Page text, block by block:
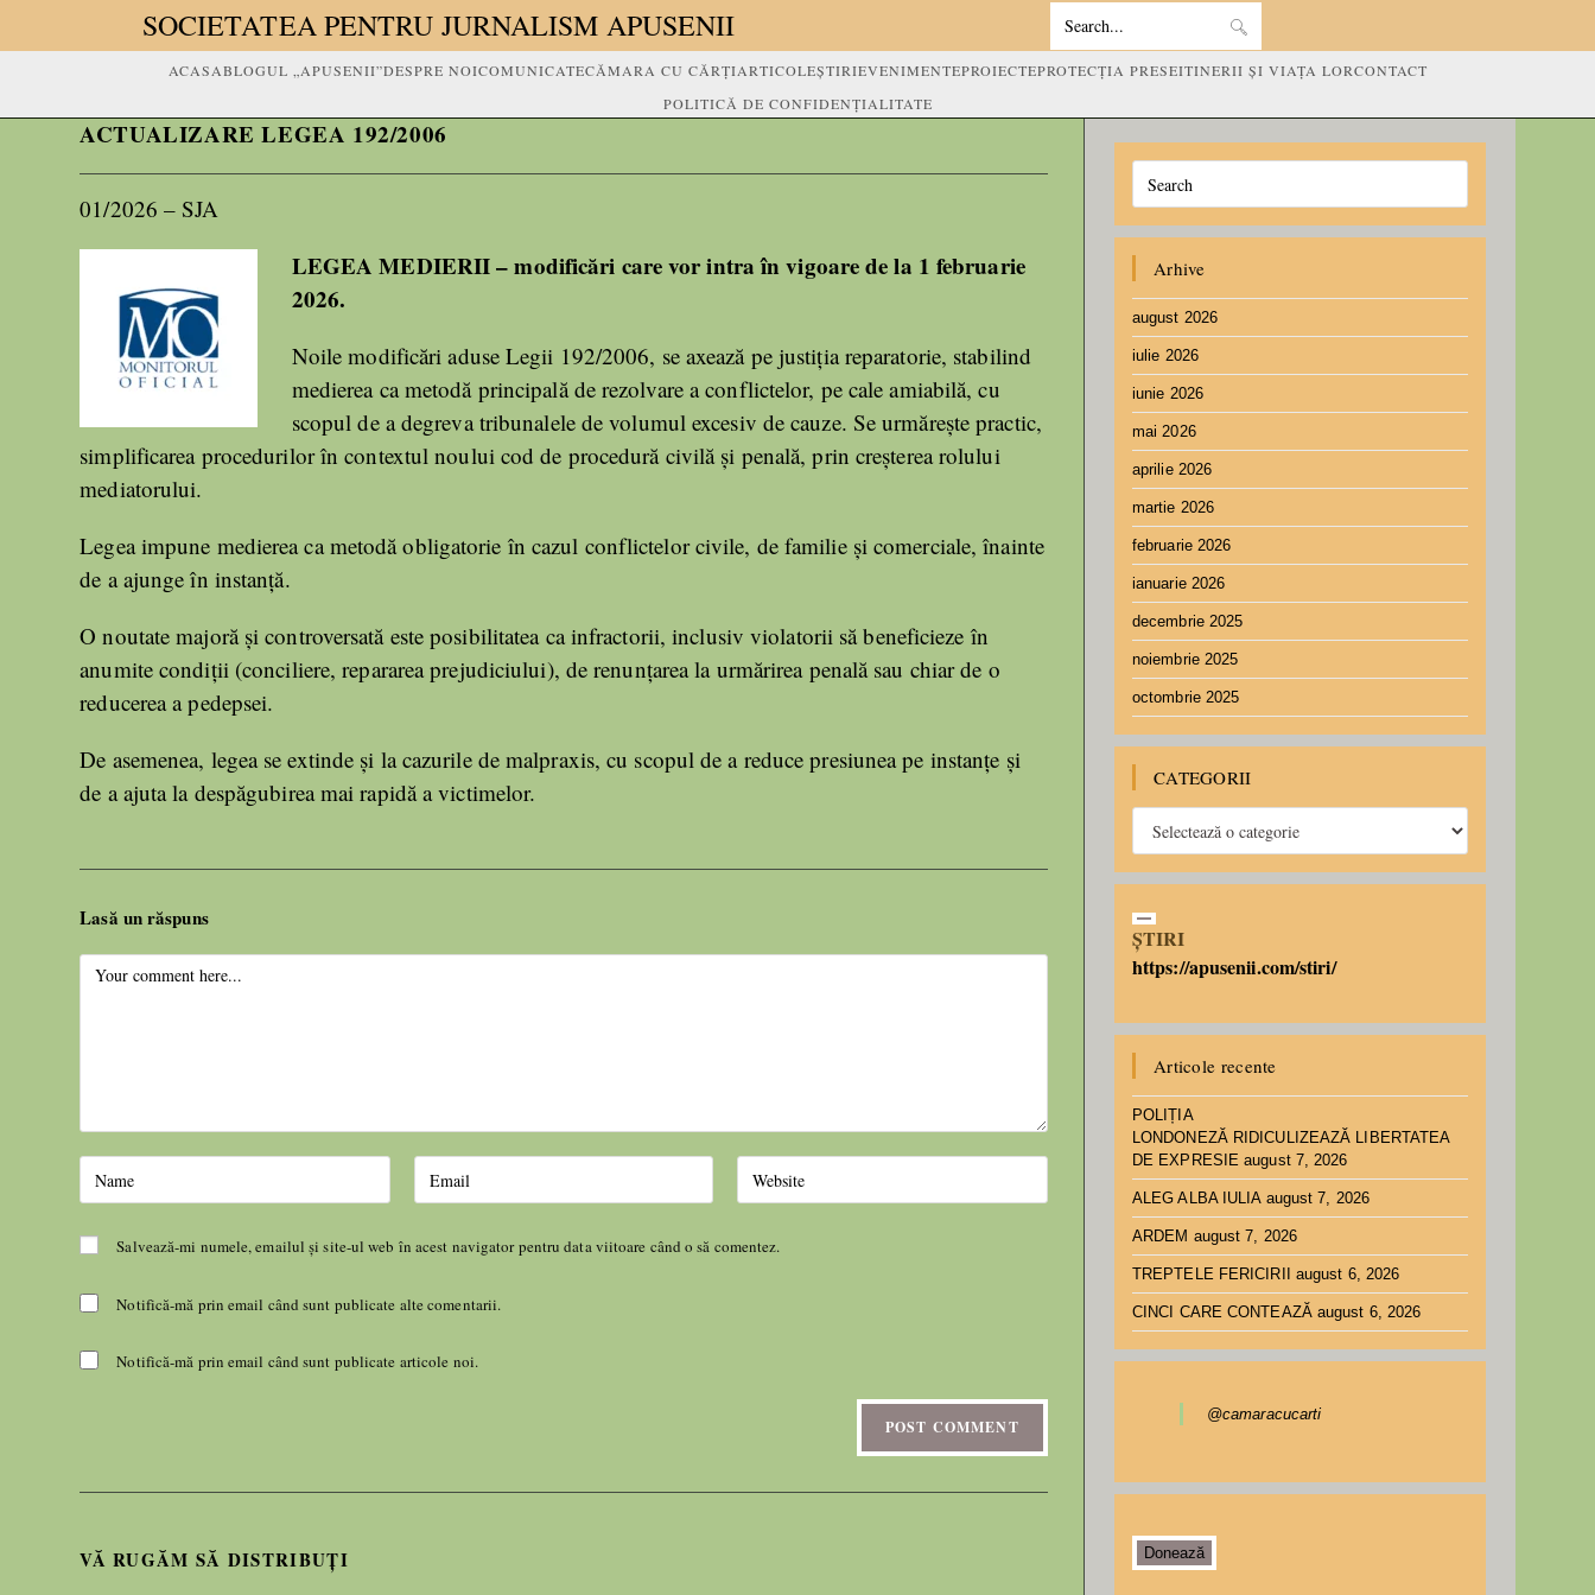
SOCIETATEA PENTRU JURNALISM APUSENII Search
this
website
ACASABLOGUL „APUSENII”DESPRE NOICOMUNICATECĂMARA CU CĂRȚIARTICOLEȘTIRIEVENIMENTEPROIECTEPROTECȚIA PRESEITINERII ȘI VIAȚA LORCONTACT
POLITICĂ DE CONFIDENȚIALITATE
ACTUALIZARE LEGEA 192/2006
01/2026 – SJA
LEGEA MEDIERII – modificări care vor intra în vigoare de la 1 februarie
2026.
Noile modificări aduse Legii 192/2006, se axează pe justiția reparatorie, stabilind
medierea ca metodă principală de rezolvare a conflictelor, pe cale amiabilă, cu
scopul de a degreva tribunalele de volumul excesiv de cauze. Se urmărește practic,
simplificarea procedurilor în contextul noului cod de procedură civilă și penală, prin creșterea rolului
mediatorului.
Legea impune medierea ca metodă obligatorie în cazul conflictelor civile, de familie și comerciale, înainte
de a ajunge în instanță.
O noutate majoră și controversată este posibilitatea ca infractorii, inclusiv violatorii să beneficieze în
anumite condiții (conciliere, repararea prejudiciului), de renunțarea la urmărirea penală sau chiar de o
reducerea a pedepsei.
De asemenea, legea se extinde și la cazurile de malpraxis, cu scopul de a reduce presiunea pe instanțe și
de a ajuta la despăgubirea mai rapidă a victimelor.
Lasă un răspuns
Salvează-mi numele, emailul și site-ul web în acest navigator pentru data viitoare când o să comentez.
Notifică-mă prin email când sunt publicate alte comentarii.
Notifică-mă prin email când sunt publicate articole noi.
VĂ RUGĂM SĂ DISTRIBUȚI
Arhive
august 2026
iulie 2026
iunie 2026
mai 2026
aprilie 2026
martie 2026
februarie 2026
ianuarie 2026
decembrie 2025
noiembrie 2025
octombrie 2025
CATEGORII
ȘTIRI
https://apusenii.com/stiri/
Articole recente
POLIȚIA
LONDONEZĂ RIDICULIZEAZĂ LIBERTATEA
DE EXPRESIE august 7, 2026
ALEG ALBA IULIA august 7, 2026
ARDEM august 7, 2026
TREPTELE FERICIRII august 6, 2026
CINCI CARE CONTEAZĂ august 6, 2026
@camaracucarti
Donează